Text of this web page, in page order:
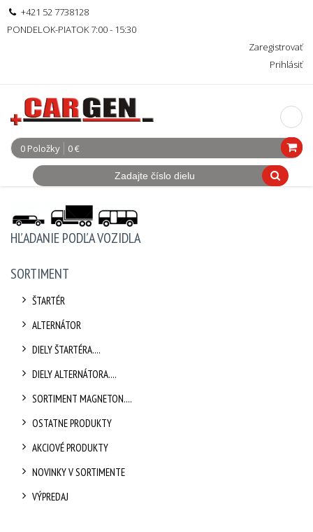
+421 52 7738128
PONDELOK-PIATOK 7:00 - 15:30
Zaregistrovať
Prihlásiť
0 Položky 0 €
HĽADANIE PODĽA VOZIDLA
SORTIMENT
ŠTARTÉR
ALTERNÁTOR
DIELY ŠTARTÉRA....
DIELY ALTERNÁTORA....
SORTIMENT MAGNETON....
OSTATNE PRODUKTY
AKCIOVÉ PRODUKTY
NOVINKY V SORTIMENTE
VÝPREDAJ